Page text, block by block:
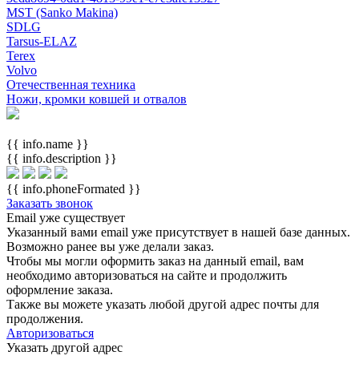
MST (Sanko Makina)
SDLG
Tarsus-ELAZ
Terex
Volvo
Отечественная техника
Ножи, кромки ковшей и отвалов
{{ info.name }}
{{ info.description }}
{{ info.phoneFormated }}
Заказать звонок
Email уже существует
Указанный вами email уже присутствует в нашей базе данных.
Возможно ранее вы уже делали заказ.
Чтобы мы могли оформить заказ на данный email, вам
необходимо авторизоваться на сайте и продолжить
оформление заказа.
Также вы можете указать любой другой адрес почты для
продолжения.
Авторизоваться
Указать другой адрес